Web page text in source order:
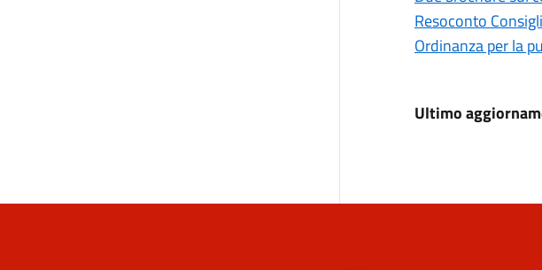
Resoconto
Ordinanza per la
Ultimo